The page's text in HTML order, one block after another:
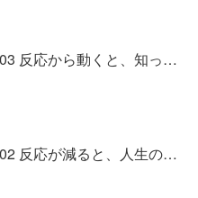
反応から動くと、知っ…
反応が減ると、人生の…